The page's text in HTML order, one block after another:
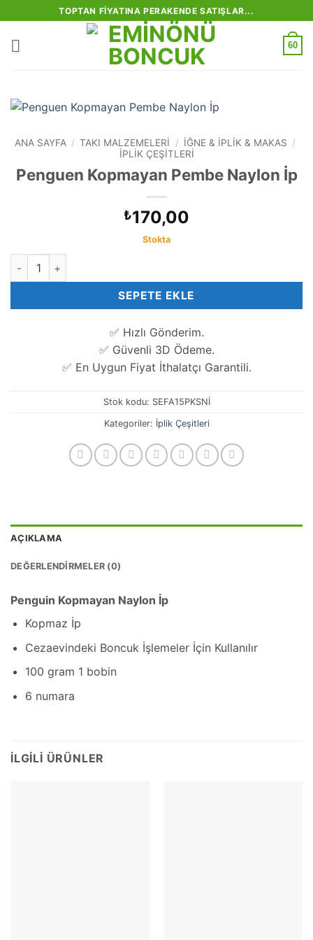
atla
TOPTAN FIYATINA PERAKENDE SATIŞLAR...
60
ANA SAYFA / TAKI MALZEMELERI / İĞNE & İPLIK & MAKAS /
İPLIK ÇEŞITLERI
Penguen Kopmayan Pembe Naylon İp
₺170,00
Stokta
Penguen Kopmayan Pembe Naylon İp adet
SEPETE EKLE
✅ Hızlı Gönderim.
✅ Güvenli 3D Ödeme.
✅ En Uygun Fiyat İthalatçı Garantili.
Stok kodu: SEFA15PKSNİ
Kategoriler: İplik Çeşitleri
AÇIKLAMA
DEĞERLENDIRMELER (0)
Penguin Kopmayan Naylon İp
Kopmaz İp
Cezaevindeki Boncuk İşlemeler İçin Kullanılır
100 gram 1 bobin
6 numara
İLGILI ÜRÜNLER